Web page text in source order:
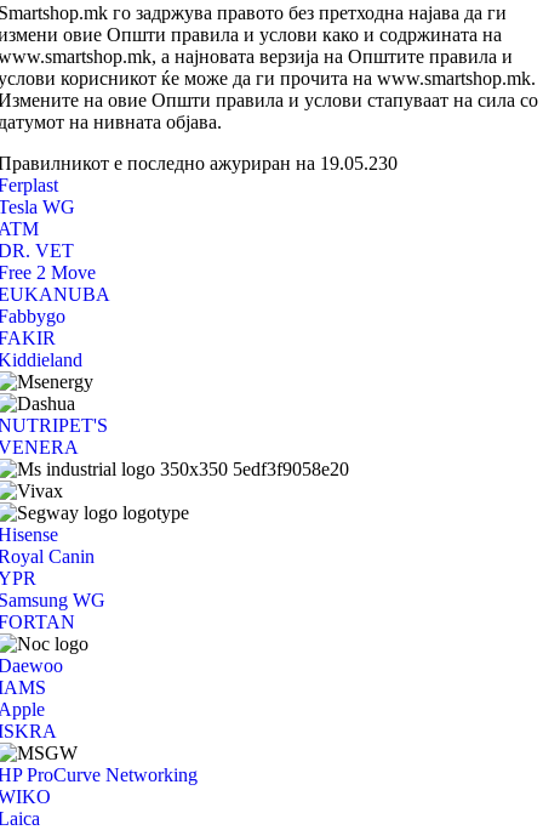
го задржува правото без претходна најава да ги
овие Општи правила и услови како и содржината на
а најновата верзија на Општите правила и
корисникот ќе може да ги прочита на www.smartshop.mk.
на овие Општи правила и услови стапуваат на сила со
на нивната објава.
е последно ажуриран на 19.05.230
WG
VET
2 Move
Canin
WG
ProCurve Networking